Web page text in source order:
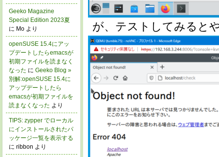
が、テストしてみると
Geeko Magazine
Special Edition 2023夏
に Mo より
openSUSE 15.4にアッ
プデートしたらemacsが
初期ファイルを読まなく
なった に Geeko Blog »
別解:openSUSE 15.4に
アップデートしたら
emacsが初期ファイルを
読まなくなった より
TIPS: zypper でローカル
にインストールされたパ
ッケージ一覧を表示する
に ribbon より